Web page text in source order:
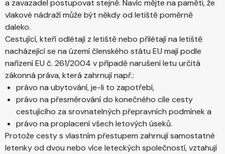
a zavazadel postupovat stejně. Navíc mějte na paměti, že
vlakové nádraží může být někdy od letiště poměrně
daleko.
Cestující, kteří odlétají z letiště nebo přilétají na letiště
nacházející se na území členského státu EU mají podle
nařízení EU č. 261/2004 v případě narušení letu určitá
zákonná práva, která zahrnují např.:
právo na ubytování, je-li to zapotřebí,
právo na přesměrování do konečného cíle cesty
cestujícího za srovnatelných přepravních podmínek a
právo na proplacení všech letových úseků.
Protože cesty s vlastním přestupem zahrnují samostatné
letenky od dvou nebo více leteckých společností, vztahují